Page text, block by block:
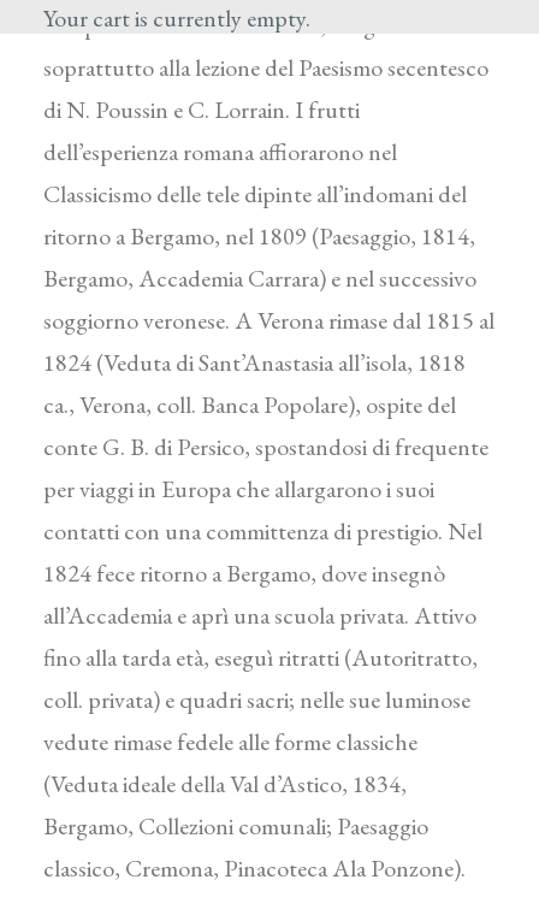
Your cart is currently empty.
con pittori francesi e tedeschi, ma guardò
soprattutto alla lezione del Paesismo secentesco
di N. Poussin e C. Lorrain. I frutti
dell’esperienza romana affiorarono nel
Classicismo delle tele dipinte all’indomani del
ritorno a Bergamo, nel 1809 (Paesaggio, 1814,
Bergamo, Accademia Carrara) e nel successivo
soggiorno veronese. A Verona rimase dal 1815 al
1824 (Veduta di Sant’Anastasia all’isola, 1818
ca., Verona, coll. Banca Popolare), ospite del
conte G. B. di Persico, spostandosi di frequente
per viaggi in Europa che allargarono i suoi
contatti con una committenza di prestigio. Nel
1824 fece ritorno a Bergamo, dove insegnò
all’Accademia e aprì una scuola privata. Attivo
fino alla tarda età, eseguì ritratti (Autoritratto,
coll. privata) e quadri sacri; nelle sue luminose
vedute rimase fedele alle forme classiche
(Veduta ideale della Val d’Astico, 1834,
Bergamo, Collezioni comunali; Paesaggio
classico, Cremona, Pinacoteca Ala Ponzone).